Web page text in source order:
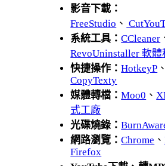
影音下載：
FreeStudio 、
系統工具：CCleaner
RevoUninstaller 軟
快捷操作：HotkeyP
CopyTexty
媒體轉檔：Moo0 、
式工廠
光碟燒錄：
網路瀏覽：Chrome 、
Firefox